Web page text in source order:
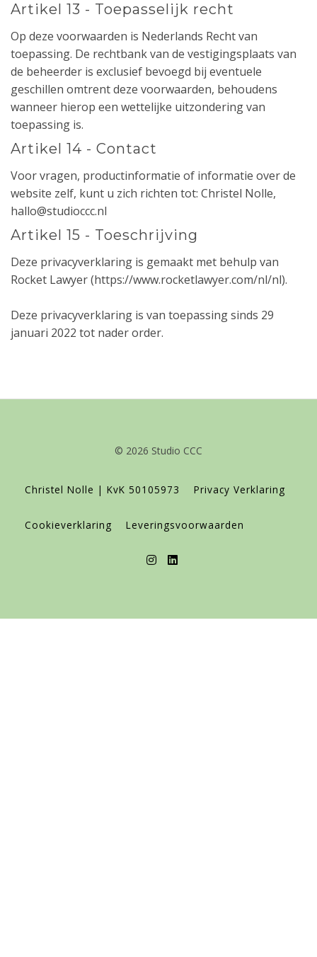
Artikel 13 - Toepasselijk recht
Op deze voorwaarden is Nederlands Recht van
toepassing. De rechtbank van de vestigingsplaats van
de beheerder is exclusief bevoegd bij eventuele
geschillen omtrent deze voorwaarden, behoudens
wanneer hierop een wettelijke uitzondering van
toepassing is.
Artikel 14 - Contact
Voor vragen, productinformatie of informatie over de
website zelf, kunt u zich richten tot: Christel Nolle,
hallo@studioccc.nl
Artikel 15 - Toeschrijving
Deze privacyverklaring is gemaakt met behulp van
Rocket Lawyer (https://www.rocketlawyer.com/nl/nl).
Deze privacyverklaring is van toepassing sinds 29
januari 2022 tot nader order.
© 2026 Studio CCC
Christel Nolle | KvK 50105973 Privacy Verklaring
Cookieverklaring Leveringsvoorwaarden